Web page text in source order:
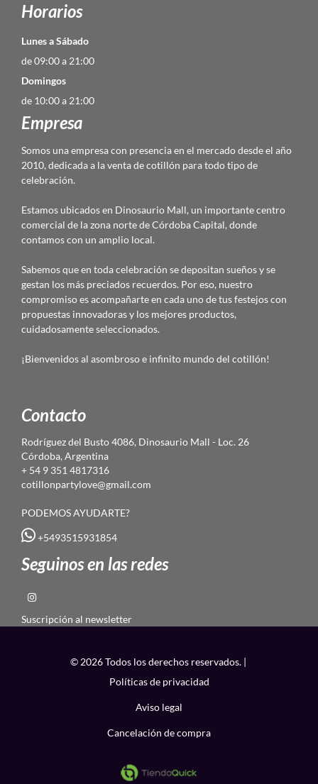
Horarios
Lunes a Sábado
de 09:00 a 21:00
Domingos
de 10:00 a 21:00
Empresa
Somos una empresa con presencia en el mercado desde el año
2010, dedicada a la venta de cotillón para todo tipo de
celebración.
Estamos ubicados en Dinosaurio Mall, un importante centro
comercial de la zona norte de Córdoba Capital, donde
contamos con un amplio local.
Sabemos que en toda celebración se depositan sueños y se
gestan los más preciados recuerdos. Por eso, nuestro
compromiso es acompañarte en cada uno de tus festejos con
propuestas innovadoras y los mejores productos,
cuidadosamente seleccionados.
¡Bienvenidos al asombroso e infinito mundo del cotillón!
Contacto
Rodríguez del Busto 4086, Dinosaurio Mall - Loc. 26
Córdoba, Argentina
+ 54 9 351 4817316
cotillonpartylove@gmail.com
PODEMOS AYUDARTE?
+5493515931854
Seguinos en las redes
Suscripción al newsletter
© 2026 Todos los derechos reservados. |
Políticas de privacidad
Aviso legal
Cancelación de compra